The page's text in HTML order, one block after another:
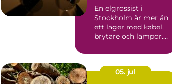
belysning
En elgrossist i
Stockholm är mer än
ett lager med kabel,
brytare och lampor.
installatörer...
05. jul